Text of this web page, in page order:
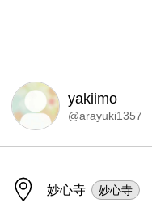
yakiimo
@arayuki1357
妙心寺 妙心寺